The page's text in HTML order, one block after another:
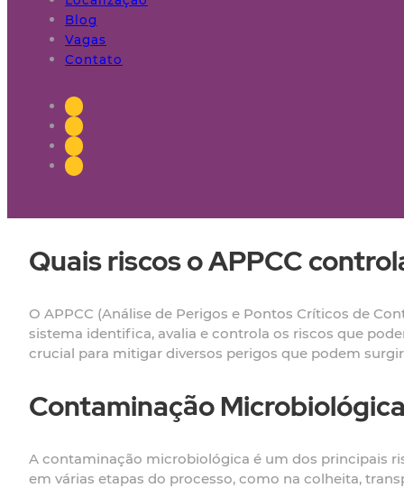
Blog
Vagas
Contato
Quais riscos o APPCC
O APPCC (Análise de Perigos e Pontos Críticos de
sistema identifica, avalia e controla os riscos que
crucial para mitigar diversos perigos que podem
Contaminação
A contaminação microbiológica é um dos principais
em várias etapas do processo, como na colheita,